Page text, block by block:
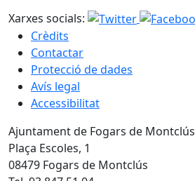
Xarxes socials:
Crèdits
Contactar
Protecció de dades
Avís legal
Accessibilitat
Ajuntament de Fogars de Montclús
Plaça Escoles, 1
08479 Fogars de Montclús